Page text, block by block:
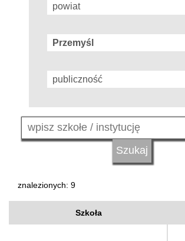
znalezionych: 9
Szkoła